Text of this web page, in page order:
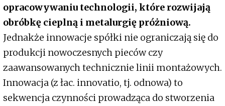
opracowywaniu technologii, które rozwijają
obróbkę cieplną i metalurgię próżniową.
Jednakże innowacje spółki nie ograniczają się do
produkcji nowoczesnych pieców czy
zaawansowanych technicznie linii montażowych.
Innowacja (z łac. innovatio, tj. odnowa) to
sekwencja czynności prowadząca do stworzenia